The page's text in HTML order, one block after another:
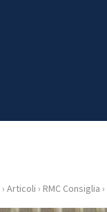
› Articoli › RMC Consiglia ›